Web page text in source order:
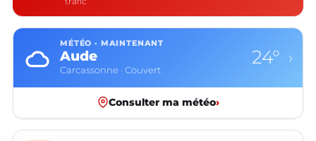
MÉTÉO · MAINTENANT
Aude
Carcassonne · Couvert
24° ›
Consulter ma météo›